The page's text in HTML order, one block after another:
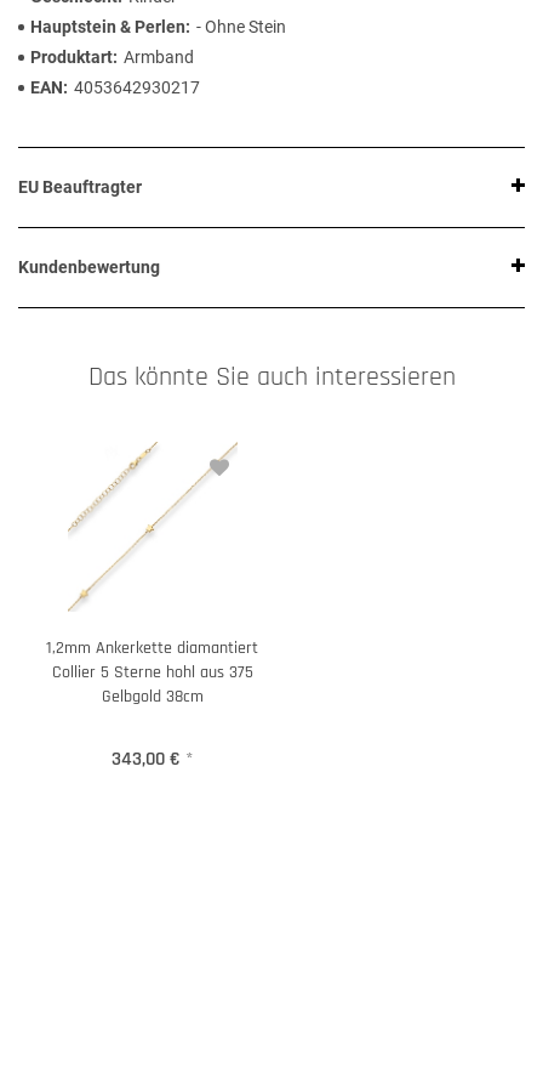
Hauptstein & Perlen
- Ohne Stein
Produktart Armband
EAN
4053642930217
EU Beauftragter
Kundenbewertung
Das könnte Sie auch interessieren
1,2mm Ankerkette diamantiert
Collier 5 Sterne hohl aus 375
Gelbgold 38cm
343,00 € *